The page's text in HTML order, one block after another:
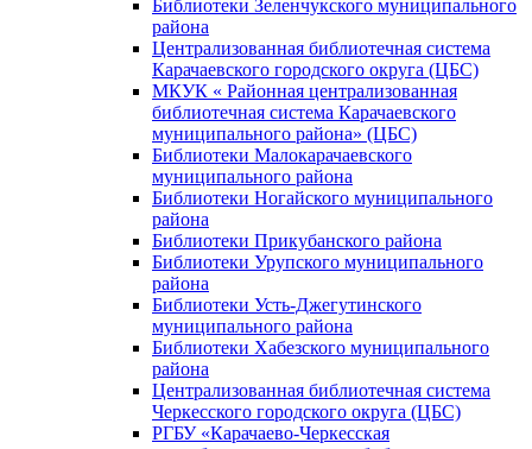
Библиотеки Зеленчукского муниципального
района
Централизованная библиотечная система
Карачаевского городского округа (ЦБС)
МКУК « Районная централизованная
библиотечная система Карачаевского
муниципального района» (ЦБС)
Библиотеки Малокарачаевского
муниципального района
Библиотеки Ногайского муниципального
района
Библиотеки Прикубанского района
Библиотеки Урупского муниципального
района
Библиотеки Усть-Джегутинского
муниципального района
Библиотеки Хабезского муниципального
района
Централизованная библиотечная система
Черкесского городского округа (ЦБС)
РГБУ «Карачаево-Черкесская